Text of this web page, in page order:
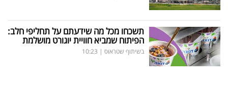
תשכחו מכל מה שידעתם על תחליפי חלב:
הפיתוח שמביא חוויית יוגורט מושלמת
בשיתוף שטראוס |
10:23